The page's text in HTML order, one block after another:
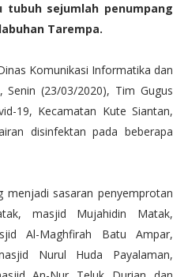
tubuh sejumlah penumpang
Tarempa.
Komunikasi Informatika dan
Senin (23/03/2020), Tim Gugus
19, Kecamatan Kute Siantan,
disinfektan pada beberapa
menjadi sasaran penyemprotan
masjid Mujahidin Matak,
Al-Maghfirah Batu Ampar,
Nurul Huda Payalaman,